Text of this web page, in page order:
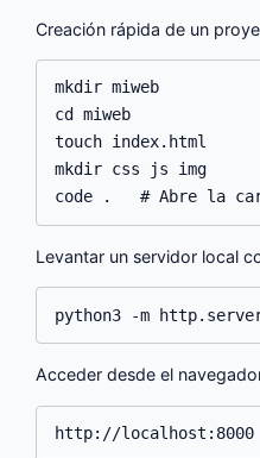
Creación rápida de un
mkdir miweb
cd miweb
touch index.html
mkdir css js img
Levantar un servidor local
Acceder desde el
http://localhost:8000